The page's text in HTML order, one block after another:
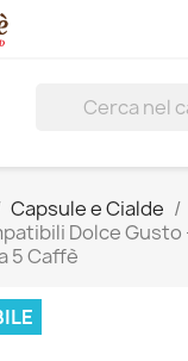
Capsule e Cialde
Dolce Gusto
5 Caffè